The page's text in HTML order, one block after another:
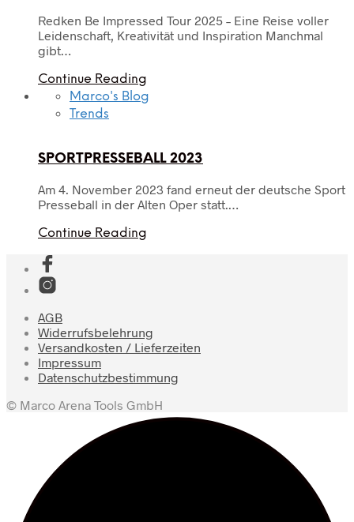
Redken Be Impressed Tour 2025 – Eine Reise voller
Leidenschaft, Kreativität und Inspiration Manchmal
gibt…
Continue Reading
Marco's Blog
Trends
SPORTPRESSEBALL 2023
Am 4. November 2023 fand erneut der deutsche Sport
Presseball in der Alten Oper statt.…
Continue Reading
AGB
Widerrufsbelehrung
Versandkosten / Lieferzeiten
Impressum
Datenschutzbestimmung
© Marco Arena Tools GmbH